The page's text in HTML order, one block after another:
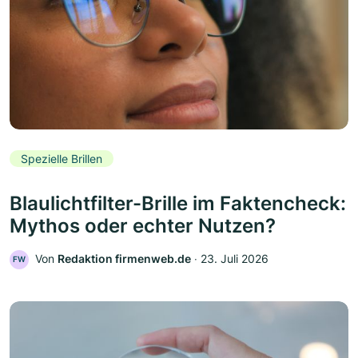
Spezielle Brillen
Blaulichtfilter-Brille im Faktencheck:
Mythos oder echter Nutzen?
FW Von Redaktion firmenweb.de ‧ 23. Juli 2026